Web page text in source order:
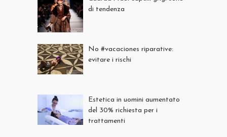
di tendenza
No #vacaciones riparative:
evitare i rischi
Estetica in uomini aumentato
del 30% richiesta per i
trattamenti